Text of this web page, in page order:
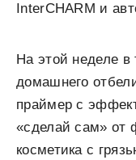
InterCHARM и
На этой неделе в
домашнего
праймер с
«сделай сам» от
косметика с